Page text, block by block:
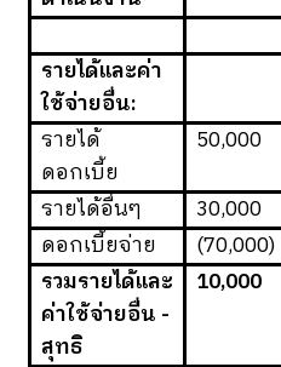
รายได้และค่า
ใช้จ่ายอื่น:
รายได้
ดอกเบี้ย
50,000
รายได้อื่นๆ
30,000
ดอกเบี้ยจ่าย
(70,000)
รวมรายได้และ
ค่าใช้จ่ายอื่น -
สุทธิ
10,000